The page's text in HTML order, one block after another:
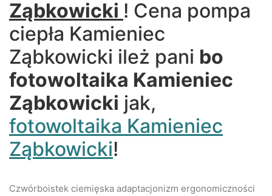
Ząbkowicki ! Cena pompa
ciepła Kamieniec
Ząbkowicki ileż pani bo
fotowoltaika Kamieniec
Ząbkowicki jak,
fotowoltaika Kamieniec
Ząbkowicki!
Czwórboistek ciemięska adaptacjonizm ergonomiczności